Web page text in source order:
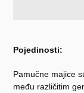
košaricu
Pojedinosti:
Pamučne majice
među različitim